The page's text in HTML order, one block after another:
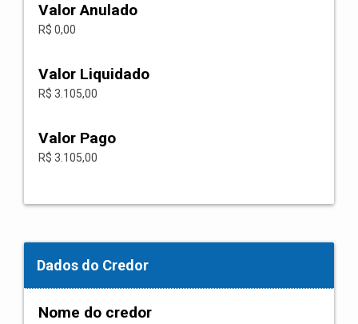
Valor Anulado
R$ 0,00
Valor Liquidado
R$ 3.105,00
Valor Pago
R$ 3.105,00
Dados do Credor
Nome do credor